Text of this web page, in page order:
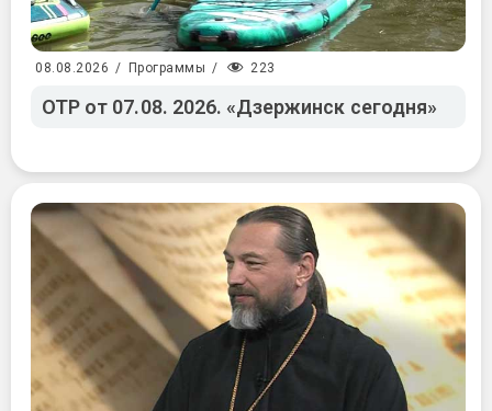
08.08.2026 / Программы / 223
ОТР от 07.08. 2026. «Дзержинск сегодня»